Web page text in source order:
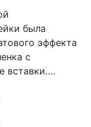
была
эффекта
с
вставки….